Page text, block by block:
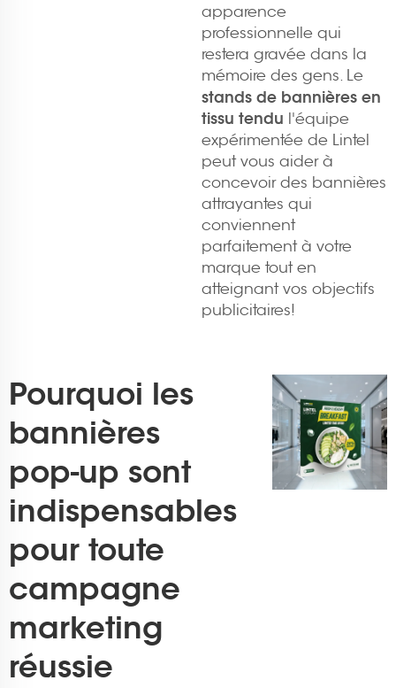
apparence
professionnelle qui
restera gravée dans la
mémoire des gens. Le
stands de bannières en
tissu tendu l'équipe
expérimentée de Lintel
peut vous aider à
concevoir des bannières
attrayantes qui
conviennent
parfaitement à votre
marque tout en
atteignant vos objectifs
publicitaires!
Pourquoi les
bannières
pop-up sont
indispensables
pour toute
campagne
marketing
réussie